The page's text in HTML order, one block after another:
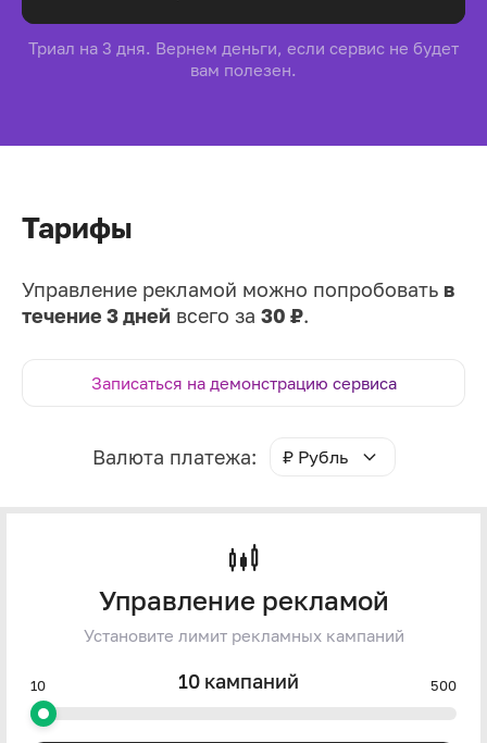
Триал на 3 дня. Вернем деньги, если сервис не будет
вам полезен.
Тарифы
Управление рекламой можно попробовать в
течение 3 дней всего за 30 ₽.
Записаться на демонстрацию сервиса
Валюта платежа: ₽ Рубль
Управление рекламой
Установите лимит рекламных кампаний
10 10 кампаний 500